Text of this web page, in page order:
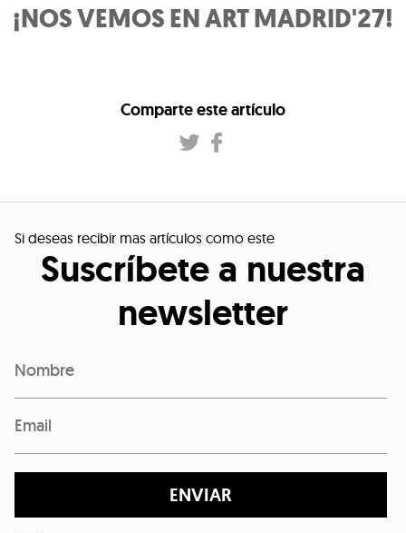
¡NOS VEMOS EN ART MADRID'27!
Comparte este artículo
Si deseas recibir mas artículos como este
Suscríbete a nuestra
newsletter
ENVIAR